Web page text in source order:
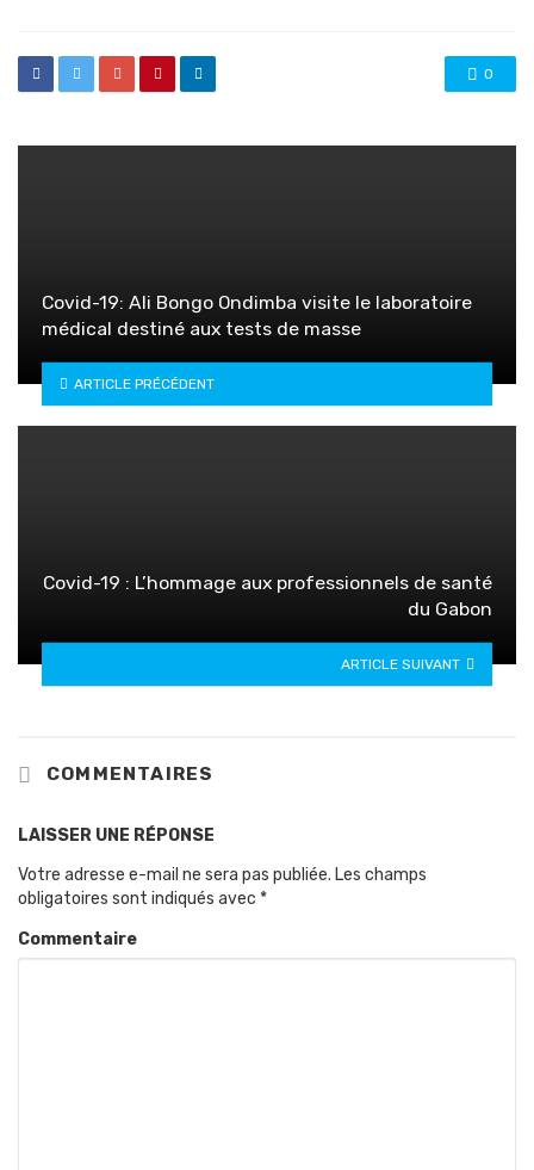
0
Covid-19: Ali Bongo Ondimba visite le laboratoire
médical destiné aux tests de masse
ARTICLE PRÉCÉDENT
Covid-19 : L’hommage aux professionnels de santé
du Gabon
ARTICLE SUIVANT
COMMENTAIRES
LAISSER UNE RÉPONSE
Votre adresse e-mail ne sera pas publiée. Les champs
obligatoires sont indiqués avec *
Commentaire